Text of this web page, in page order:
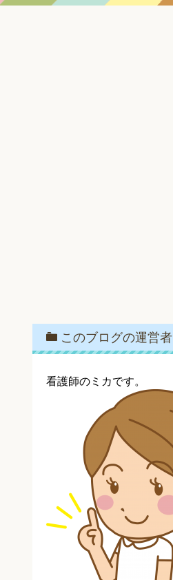
このブログの運営者
看護師のミカです。